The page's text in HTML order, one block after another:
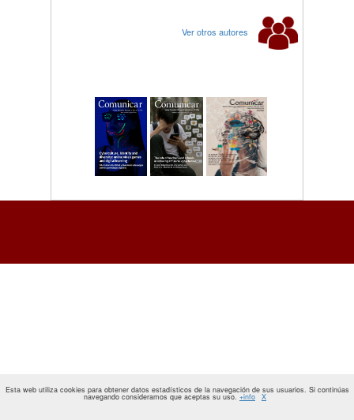
Ver otros autores
Esta web utiliza cookies para obtener datos estadísticos de la navegación de sus usuarios. Si continúas
navegando consideramos que aceptas su uso. +info X